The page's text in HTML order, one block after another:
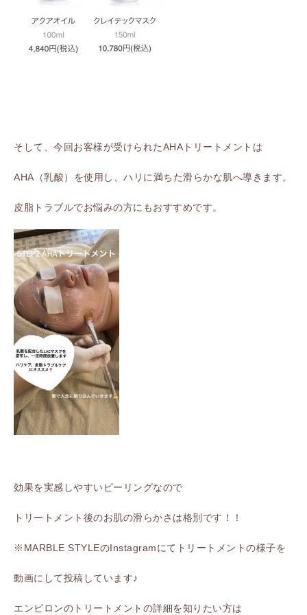
そして、今回お客様が受けられたAHAトリートメントは
AHA（乳酸）を使用し、ハリに満ちた滑らかな肌へ導きます。
皮脂トラブルでお悩みの方にもおすすめです。
効果を実感しやすいピーリングなので
トリートメント後のお肌の滑らかさは格別です！！
※MARBLE STYLEのInstagramにてトリートメントの様子を
動画にして投稿しています♪
エンビロンのトリートメントの詳細を知りたい方は